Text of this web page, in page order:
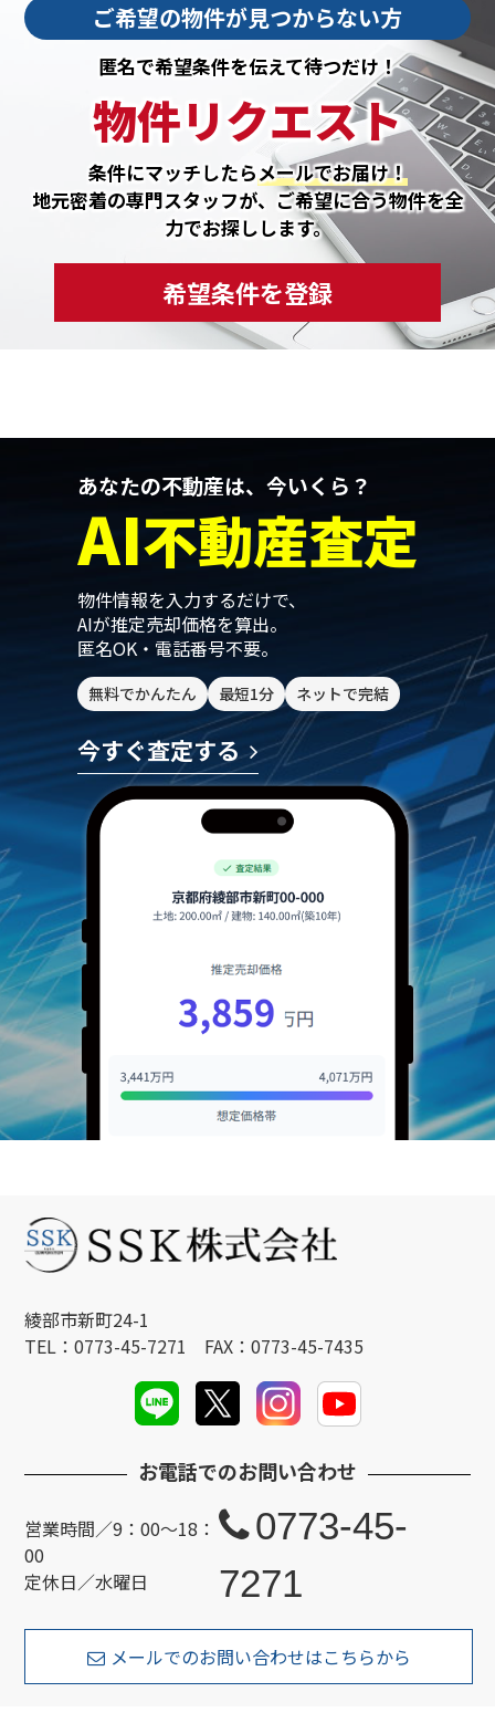
ご希望の物件が見つからない方
匿名で希望条件を伝えて待つだけ！
物件リクエスト
条件にマッチしたらメールでお届け！
地元密着の専門スタッフが、ご希望に合う物件を全
力でお探しします。
希望条件を登録
あなたの不動産は、今いくら？
AI不動産査定
物件情報を入力するだけで、
AIが推定売却価格を算出。
匿名OK・電話番号不要。
無料でかんたん 最短1分 ネットで完結
今すぐ査定する
綾部市新町24-1
TEL：0773-45-7271 FAX：0773-45-7435
お電話でのお問い合わせ
営業時間／9：00～18：
00
定休日／水曜日
0773-45-
7271
メールでのお問い合わせはこちらから